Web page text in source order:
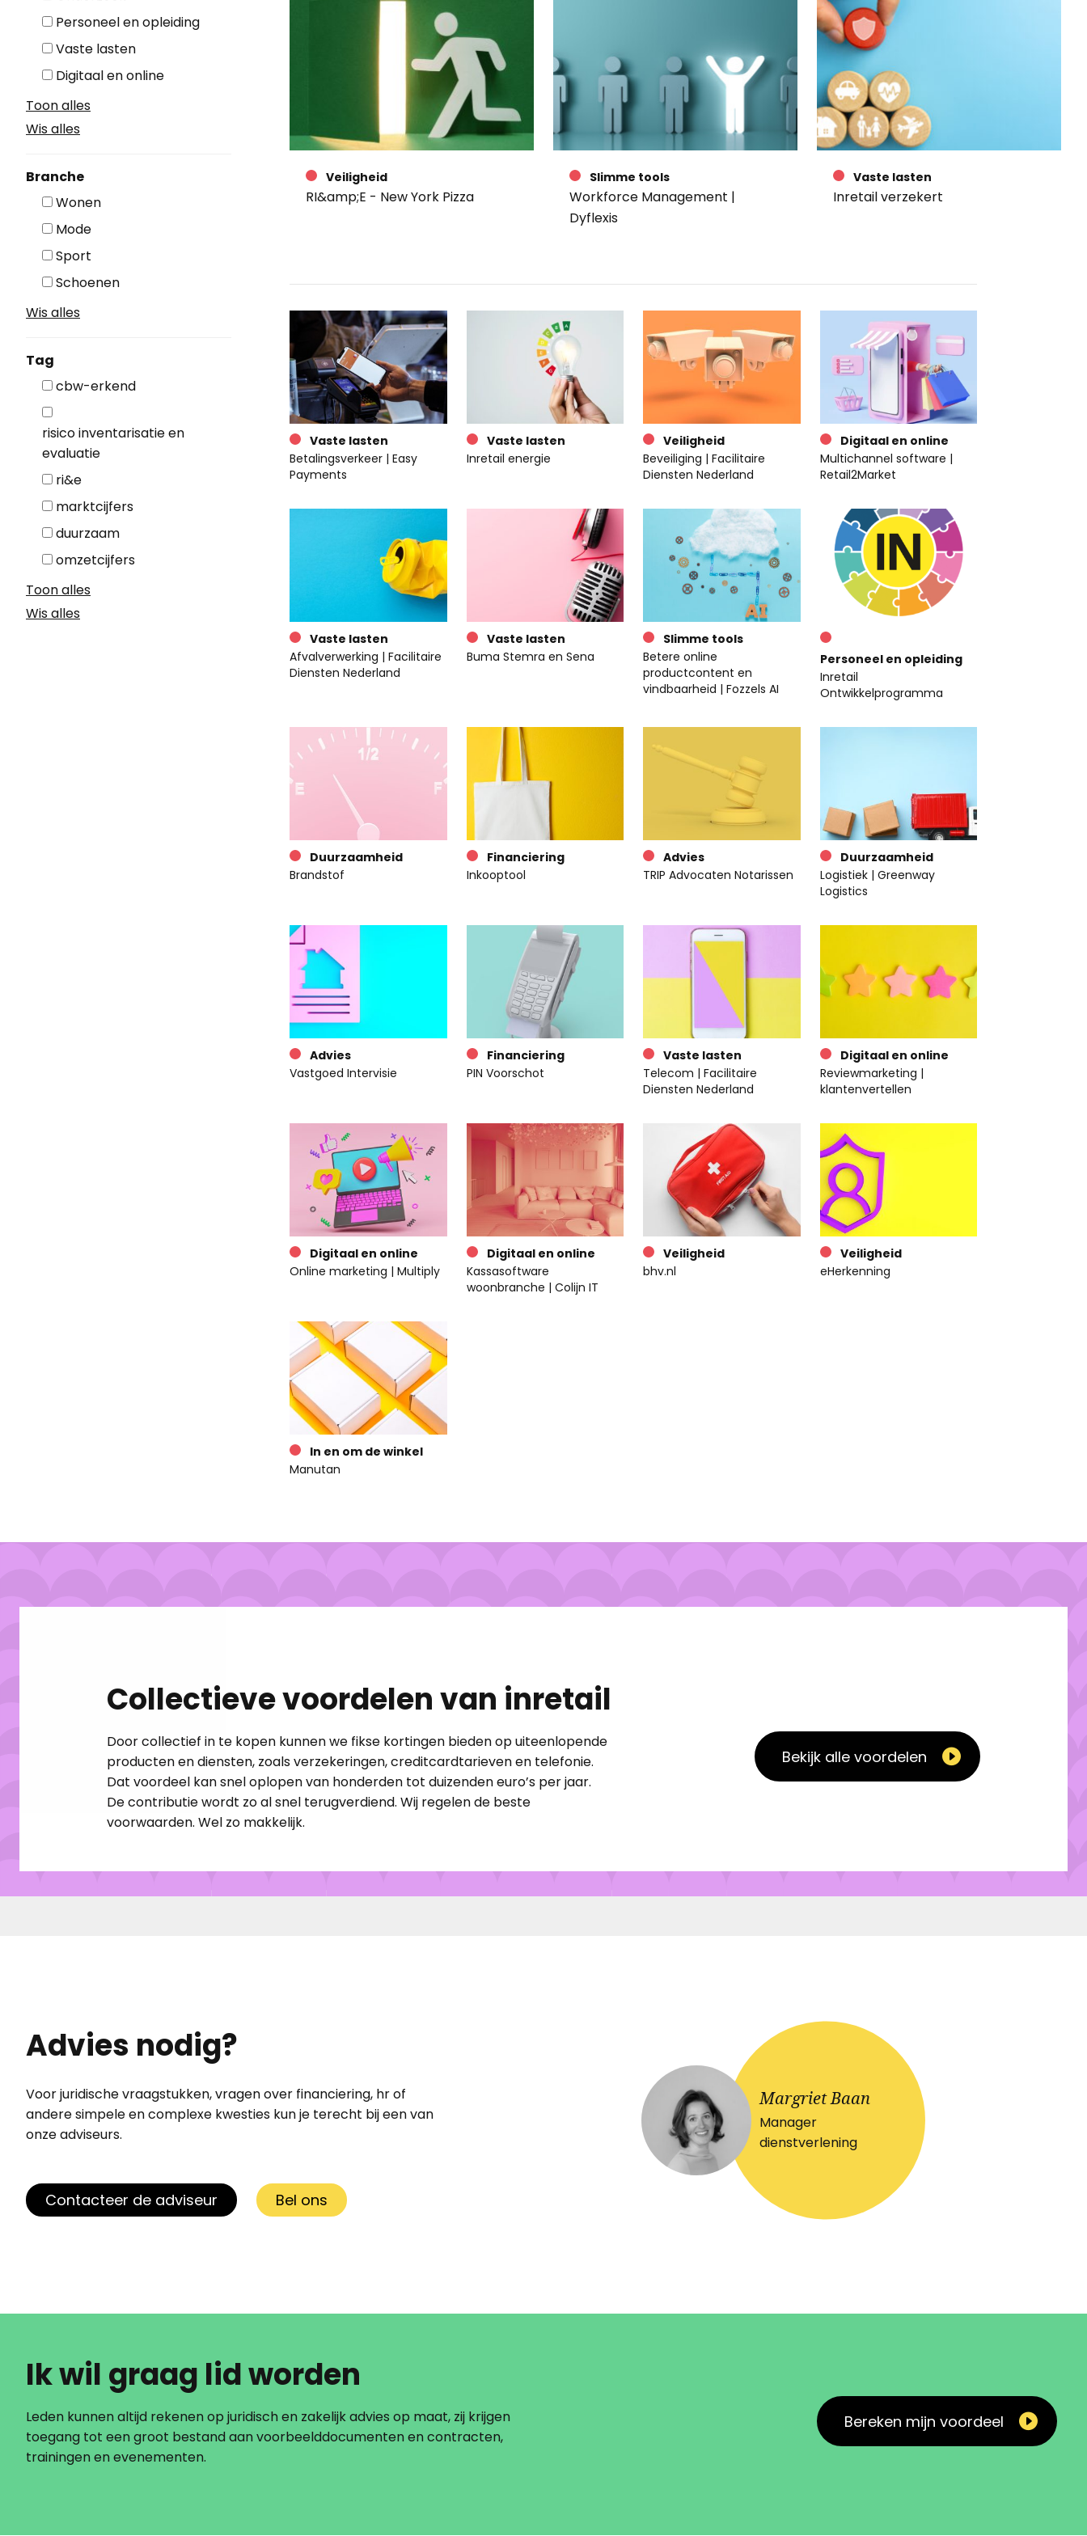
Personeel en opleiding
Vaste lasten
Digitaal en online
Toon alles
Wis alles
Branche
Wonen
Mode
Sport
Schoenen
Wis alles
Tag
cbw-erkend
risico inventarisatie en
evaluatie
ri&e
marktcijfers
duurzaam
omzetcijfers
Toon alles
Wis alles
Veiligheid
RI&amp;E - New York Pizza
Slimme tools
Workforce Management |
Dyflexis
Vaste lasten
Inretail verzekert
Vaste lasten
Betalingsverkeer | Easy
Payments
Vaste lasten
Inretail energie
Veiligheid
Beveiliging | Facilitaire
Diensten Nederland
Digitaal en online
Multichannel software |
Retail2Market
Vaste lasten
Afvalverwerking | Facilitaire
Diensten Nederland
Vaste lasten
Buma Stemra en Sena
Slimme tools
Betere online
productcontent en
vindbaarheid | Fozzels AI
Personeel en opleiding
Inretail
Ontwikkelprogramma
Duurzaamheid
Brandstof
Financiering
Inkooptool
Advies
TRIP Advocaten Notarissen
Duurzaamheid
Logistiek | Greenway
Logistics
Advies
Vastgoed Intervisie
Financiering
PIN Voorschot
Vaste lasten
Telecom | Facilitaire
Diensten Nederland
Digitaal en online
Reviewmarketing |
klantenvertellen
Digitaal en online
Online marketing | Multiply
Digitaal en online
Kassasoftware
woonbranche | Colijn IT
Veiligheid
bhv.nl
Veiligheid
eHerkenning
In en om de winkel
Manutan
Collectieve voordelen van inretail
Door collectief in te kopen kunnen we fikse kortingen ​bieden op uiteenlopende
producten en diensten, zoals verzekeringen, creditcardtarieven en telefonie.
Dat voordeel kan snel oplopen van honderden tot duizenden euro’s per jaar.
De contributie wordt zo al snel terugverdiend. Wij regelen de beste
voorwaarden. Wel zo makkelijk. ​
Bekijk alle voordelen
Advies nodig?
Voor juridische vraagstukken, vragen over financiering, hr of
andere simpele en complexe kwesties kun je terecht bij een van
onze adviseurs.
Contacteer de adviseur Bel ons
Margriet Baan
Manager
dienstverlening
Ik wil graag lid worden
Leden kunnen altijd rekenen op juridisch en zakelijk advies op maat, zij krijgen
toegang tot een groot bestand aan voorbeelddocumenten en contracten,
trainingen en evenementen.
Bereken mijn voordeel